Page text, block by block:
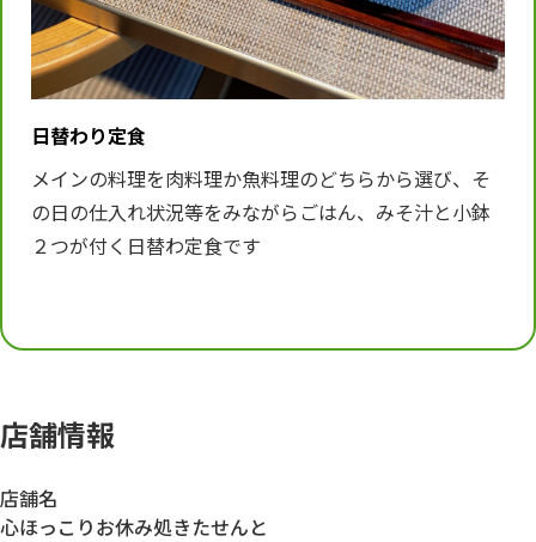
日替わり定食
メインの料理を肉料理か魚料理のどちらから選び、そ
の日の仕入れ状況等をみながらごはん、みそ汁と小鉢
２つが付く日替わ定食です
店舗情報
店舗名
心ほっこりお休み処きたせんと